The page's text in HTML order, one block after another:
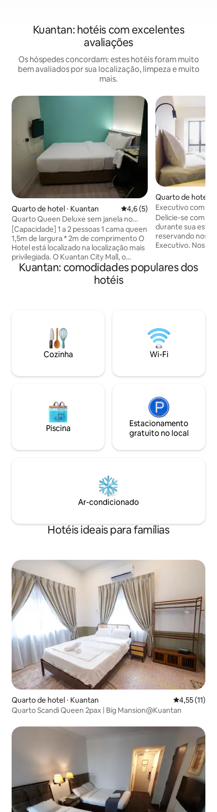
Kuantan: hotéis com excelentes
avaliações
Os hóspedes concordam: estes hotéis foram muito
bem avaliados por sua localização, limpeza e muito
mais.
Quarto de hotel ⋅ Kuantan 4,6 de uma avaliação média
4,6 (5)
Quarto Queen Deluxe sem janela no
Pantai Regal City Hotel
[Capacidade] 1 a 2 pessoas 1 cama queen
1,5m de largura * 2m de comprimento O
Hotel está localizado na localização mais
privilegiada. O Kuantan City Mall, o
Berjaya Megamall e o East Coast Mall
estão a poucos metros de distância A
recepcionista está disponível 24 horas
decorado em um estilo moderno
minimalista. O banheiro está equipado
com aquecedor e comodidades, como
toalha, corpo e xampu de cabelo
dentro do hotel.
Quarto de hotel ⋅
Executivo com
Delicie-se com
durante sua
reservando
Executivo. Nosso
queen-size
e travesseiros
banheiro
produtos de
para sua
Kuantan: comodidades populares dos
hotéis
Cozinha Wi-Fi
Piscina
Estacionamento
gratuito no local
Ar-condicionado
Hotéis ideais para famílias
Quarto de hotel ⋅ Kuantan 4,55 de uma
4,55 (11)
Quarto Scandi Queen 2pax | Big Mansion@Kuantan